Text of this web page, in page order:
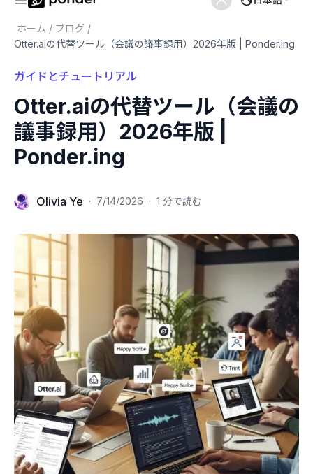
ホーム / ブログ /
Otter.aiの代替ツール（会議の議事録用）2026年版 | Ponder.ing
ガイドとチュートリアル
Otter.aiの代替ツール（会議の
議事録用）2026年版 |
Ponder.ing
Olivia Ye · 7/14/2026 · 1 分で読む